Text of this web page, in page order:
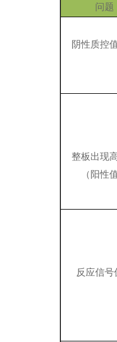
问题
阴性质控
整板出现
（阳性
反应信号